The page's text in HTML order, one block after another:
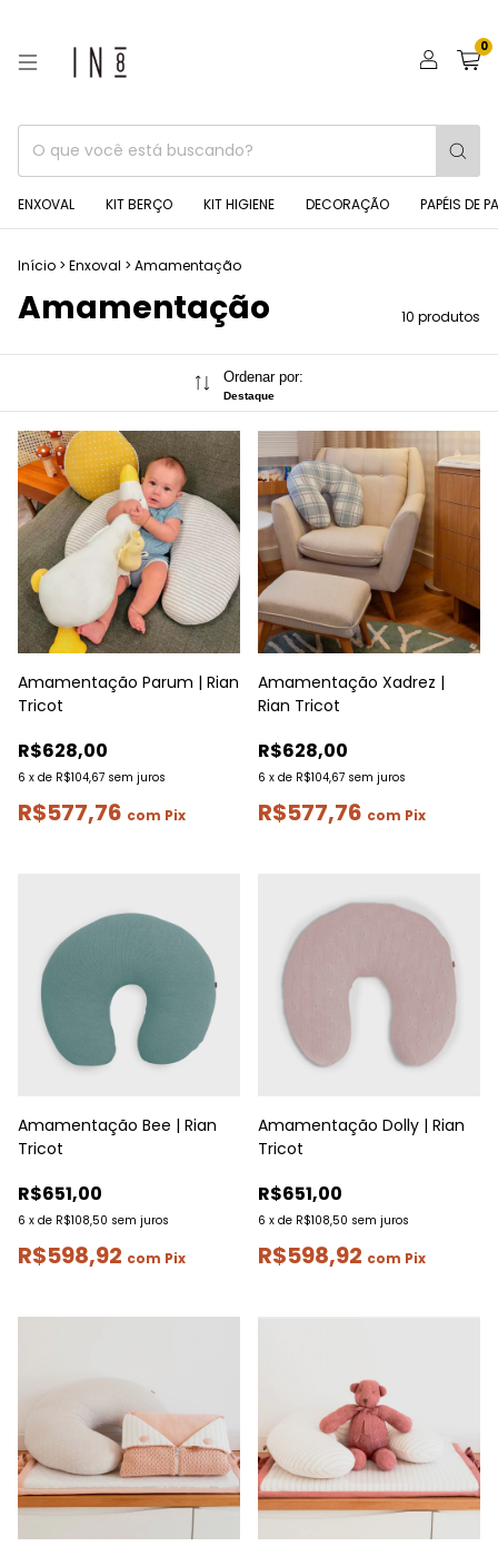
0
ENXOVAL KIT BERÇO KIT HIGIENE DECORAÇÃO PAPÉIS DE
Início > Enxoval > Amamentação
Amamentação 10 produtos
Ordenar por:
Destaque
Amamentação Parum | Rian
Tricot
R$628,00
6 x de R$104,67 sem juros
R$577,76 com Pix
Amamentação Xadrez |
Rian Tricot
R$628,00
6 x de R$104,67 sem juros
R$577,76 com Pix
Amamentação Bee | Rian
Tricot
R$651,00
6 x de R$108,50 sem juros
R$598,92 com Pix
Amamentação Dolly | Rian
Tricot
R$651,00
6 x de R$108,50 sem juros
R$598,92 com Pix